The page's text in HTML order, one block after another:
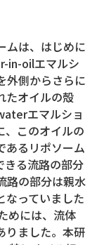
ムは、はじめに
in-oilエマルシ
外側からさらに
たオイルの殻
エマルショ
、このオイルの
あるリポソーム
きる流路の部分
路の部分は親水
なっていました
めには、流体
りました。本研